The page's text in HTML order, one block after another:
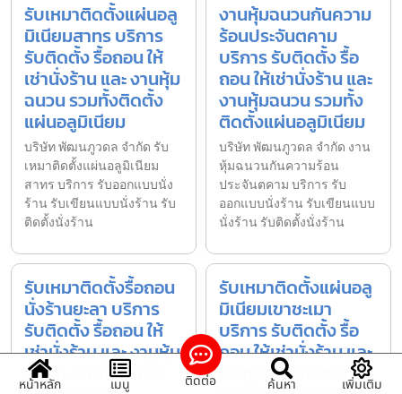
รับเหมาติดตั้งแผ่นอลู
มิเนียมสาทร บริการ
รับติดตั้ง รื้อถอน ให้
เช่านั่งร้าน และ งานหุ้ม
ฉนวน รวมทั้งติดตั้ง
แผ่นอลูมิเนียม
บริษัท พัฒนภูวดล จำกัด รับ
เหมาติดตั้งแผ่นอลูมิเนียม
สาทร บริการ รับออกแบบนั่ง
ร้าน รับเขียนแบบนั่งร้าน รับ
ติดตั้งนั่งร้าน
งานหุ้มฉนวนกันความ
ร้อนประจันตคาม
บริการ รับติดตั้ง รื้อ
ถอน ให้เช่านั่งร้าน และ
งานหุ้มฉนวน รวมทั้ง
ติดตั้งแผ่นอลูมิเนียม
บริษัท พัฒนภูวดล จำกัด งาน
หุ้มฉนวนกันความร้อน
ประจันตคาม บริการ รับ
ออกแบบนั่งร้าน รับเขียนแบบ
นั่งร้าน รับติดตั้งนั่งร้าน
รับเหมาติดตั้งรื้อถอน
นั่งร้านยะลา บริการ
รับติดตั้ง รื้อถอน ให้
เช่านั่งร้าน และ งานหุ้ม
ฉนวน รวมทั้งติดตั้ง
รับเหมาติดตั้งแผ่นอลู
มิเนียมเขาชะเมา
บริการ รับติดตั้ง รื้อ
ถอน ให้เช่านั่งร้าน และ
งานหุ้มฉนวน รวมทั้ง
หน้าหลัก เมนู ติดต่อ ค้นหา เพิ่มเติม